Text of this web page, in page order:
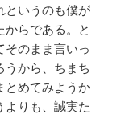
というのも僕が
からである。と
そのまま言いっ
うから、ちまち
とめてみようか
よりも、誠実た